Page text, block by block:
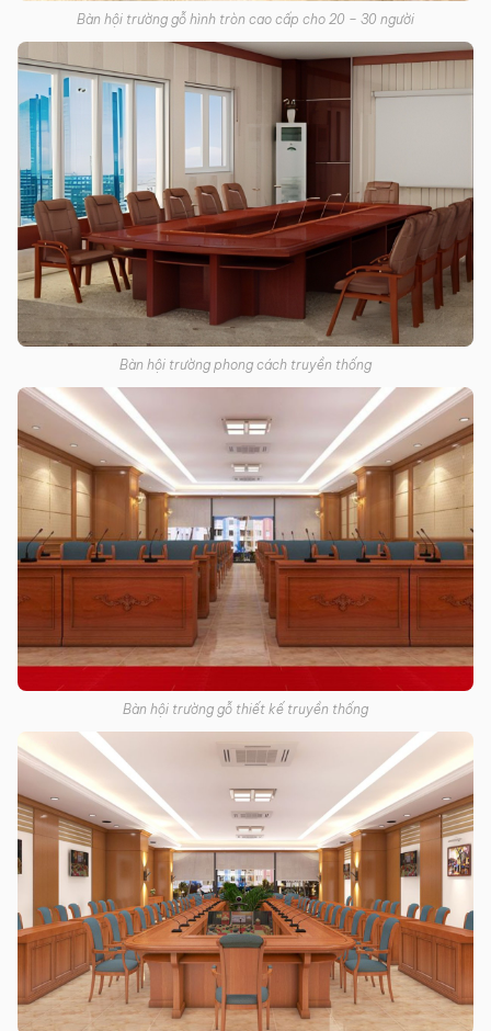
Bàn hội trường gỗ hình tròn cao cấp cho 20 – 30 người
Bàn hội trường phong cách truyền thống
Bàn hội trường gỗ thiết kế truyền thống